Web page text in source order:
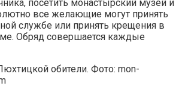
посетить монастырский музей и
все желающие могут принять
службе или принять крещения в
Обряд совершается каждые
обители. Фото: mon-